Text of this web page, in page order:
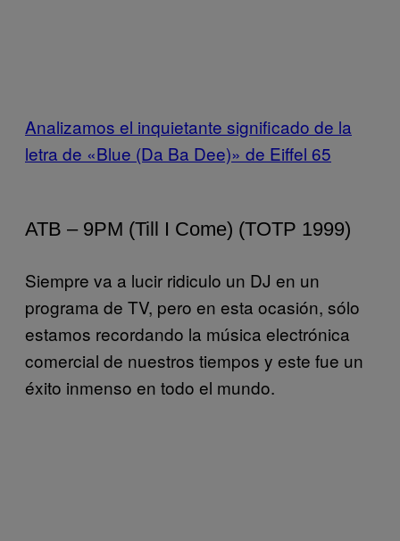
Analizamos el inquietante significado de la
letra de «Blue (Da Ba Dee)» de Eiffel 65
ATB – 9PM (Till I Come) (TOTP 1999)
Siempre va a lucir ridiculo un DJ en un
programa de TV, pero en esta ocasión, sólo
estamos recordando la música electrónica
comercial de nuestros tiempos y este fue un
éxito inmenso en todo el mundo.